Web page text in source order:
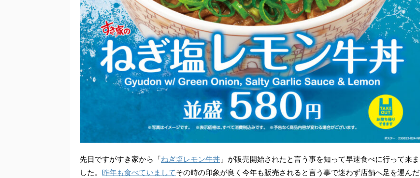
先日ですがすき家から「ねぎ塩レモン牛丼 」が販売開始されたと言う事を知って早速食べに行って来ま
した。 昨年も食べていましてその時の印象が良く今年も販売されると言う事で迷わず店舗へ足を運んだ